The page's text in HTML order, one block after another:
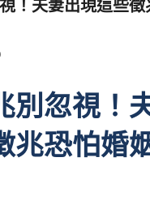
！夫妻出現這些徵
別忽視！
兆恐怕婚